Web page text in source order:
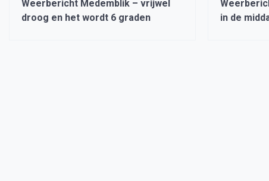
Weerbericht Medemblik – vrijwel
droog en het wordt 6 graden
in de